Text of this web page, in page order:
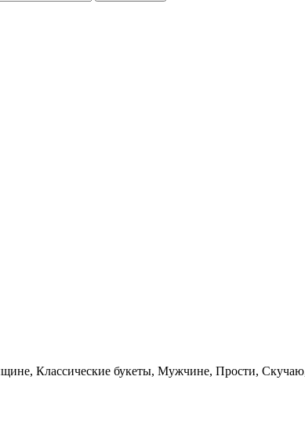
Классические букеты, Мужчине, Прости,